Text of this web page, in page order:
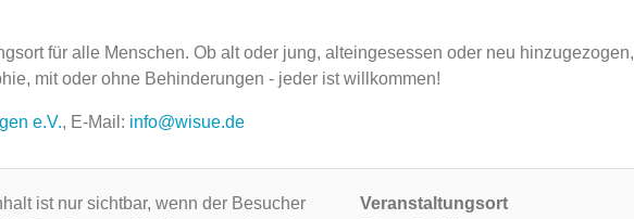
für alle Menschen. Ob alt oder jung, alteingesessen oder neu hinzugezogen,
mit oder ohne Behinderungen - jeder ist willkommen!
e.V., E-Mail: info@wisue.de
ist nur sichtbar, wenn der Besucher
Veranstaltungsort